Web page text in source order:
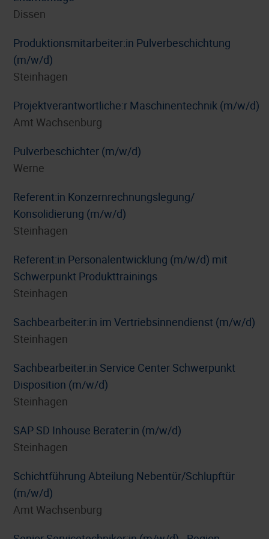
Dissen
Produktionsmitarbeiter:in Pulverbeschichtung
(m/w/d)
Steinhagen
Projektverantwortliche:r Maschinentechnik (m/w/d)
Amt Wachsenburg
Pulverbeschichter (m/w/d)
Werne
Referent:in Konzernrechnungslegung/
Konsolidierung (m/w/d)
Steinhagen
Referent:in Personalentwicklung (m/w/d) mit
Schwerpunkt Produkttrainings
Steinhagen
Sachbearbeiter:in im Vertriebsinnendienst (m/w/d)
Steinhagen
Sachbearbeiter:in Service Center Schwerpunkt
Disposition (m/w/d)
Steinhagen
SAP SD Inhouse Berater:in (m/w/d)
Steinhagen
Schichtführung Abteilung Nebentür/Schlupftür
(m/w/d)
Amt Wachsenburg